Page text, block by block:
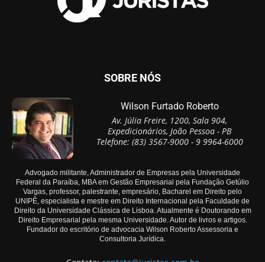
SOBRE NÓS
Wilson Furtado Roberto
Av. Júlia Freire, 1200, Sala 904,
Expedicionários, João Pessoa - PB
Telefone: (83) 3567-9000 - 9 9964-6000
Advogado militante, Administrador de Empresas pela Universidade
Federal da Paraíba, MBA em Gestão Empresarial pela Fundação Getúlio
Vargas, professor, palestrante, empresário, Bacharel em Direito pelo
UNIPÊ, especialista e mestre em Direito Internacional pela Faculdade de
Direito da Universidade Clássica de Lisboa. Atualmente é Doutorando em
Direito Empresarial pela mesma Universidade. Autor de livros e artigos.
Fundador do escritório de advocacia Wilson Roberto Assessoria e
Consultoria Jurídica.